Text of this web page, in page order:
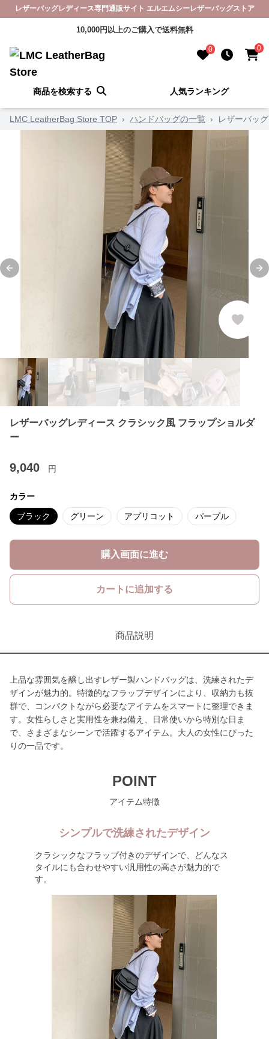
レザーバッグレディース専門通販サイト エルエムシーレザーバッグストア
10,000円以上のご購入で送料無料
0 0
商品を検索する 人気ランキング
LMC LeatherBag Store TOP › ハンドバッグの一覧 › レザーバッ
Previous slide
レザーバッグレディース クラシック風 フラップショルダ
ー
9,040 円
カラー
ブラック グリーン アプリコット パープル
購入画面に進む
カートに追加する
商品説明
上品な雰囲気を醸し出すレザー製ハンドバッグは、洗練されたデ
ザインが魅力的。特徴的なフラップデザインにより、収納力も抜
群で、コンパクトながら必要なアイテムをスマートに整理できま
す。女性らしさと実用性を兼ね備え、日常使いから特別な日ま
で、さまざまなシーンで活躍するアイテム。大人の女性にぴった
りの一品です。
POINT
アイテム特徴
シンプルで洗練されたデザイン
クラシックなフラップ付きのデザインで、どんなス
タイルにも合わせやすい汎用性の高さが魅力的で
す。